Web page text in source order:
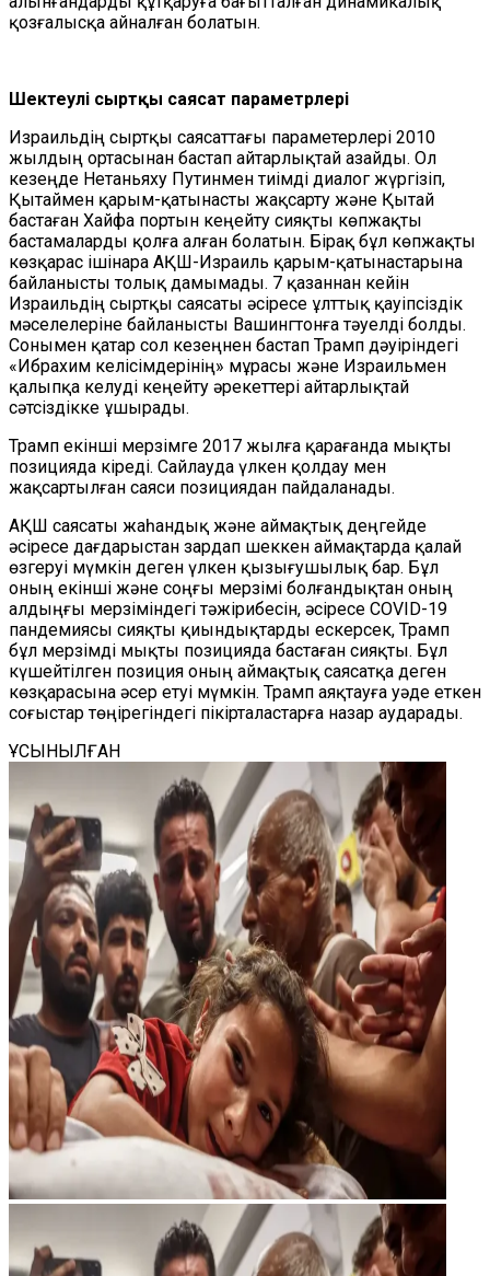
қозғалысқа айналған болатын.
Шектеулі сыртқы саясат параметрлері
Израильдің сыртқы саясаттағы параметерлері 2010
жылдың ортасынан бастап айтарлықтай азайды. Ол
кезеңде Нетаньяху Путинмен тиімді диалог жүргізіп,
Қытаймен қарым-қатынасты жақсарту және Қытай
бастаған Хайфа портын кеңейту сияқты көпжақты
бастамаларды қолға алған болатын. Бірақ бұл көпжақты
көзқарас ішінара АҚШ-Израиль қарым-қатынастарына
байланысты толық дамымады. 7 қазаннан кейін
Израильдің сыртқы саясаты әсіресе ұлттық қауіпсіздік
мәселелеріне байланысты Вашингтонға тәуелді болды.
Сонымен қатар сол кезеңнен бастап Трамп дәуіріндегі
«Ибрахим келісімдерінің» мұрасы және Израильмен
қалыпқа келуді кеңейту әрекеттері айтарлықтай
сәтсіздікке ұшырады.
Трамп екінші мерзімге 2017 жылға қарағанда мықты
позицияда кіреді. Сайлауда үлкен қолдау мен
жақсартылған саяси позициядан пайдаланады.
АҚШ саясаты жаһандық және аймақтық деңгейде
әсіресе дағдарыстан зардап шеккен аймақтарда қалай
өзгеруі мүмкін деген үлкен қызығушылық бар. Бұл
оның екінші және соңғы мерзімі болғандықтан оның
алдыңғы мерзіміндегі тәжірибесін, әсіресе COVID-19
пандемиясы сияқты қиындықтарды ескерсек, Трамп
бұл мерзімді мықты позицияда бастаған сияқты. Бұл
күшейтілген позиция оның аймақтық саясатқа деген
көзқарасына әсер етуі мүмкін. Трамп аяқтауға уәде еткен
соғыстар төңірегіндегі пікірталастарға назар аударады.
ҰСЫНЫЛҒАН